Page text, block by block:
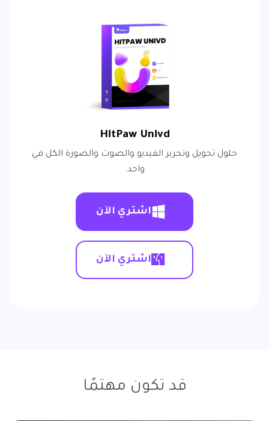
HitPaw Univd
حلول تحويل وتحرير الفيديو والصوت والصورة الكل في
واحد.
اشتري الآن
اشتري الآن
قد تكون مهتمًا